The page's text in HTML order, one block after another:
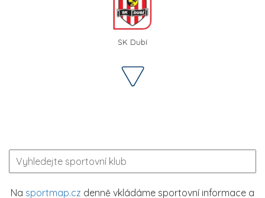
SK Dubí
Na sportmap.cz denně vkládáme sportovní informace a